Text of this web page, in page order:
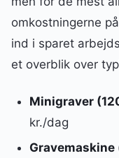
omkostningerne
ind i sparet
et overblik over
Minigraver
kr./dag